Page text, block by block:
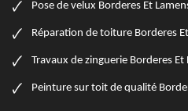
Pose de velux Borderes Et
Réparation de toiture Borderes
Travaux de zinguerie Borderes
Peinture sur toit de qualité